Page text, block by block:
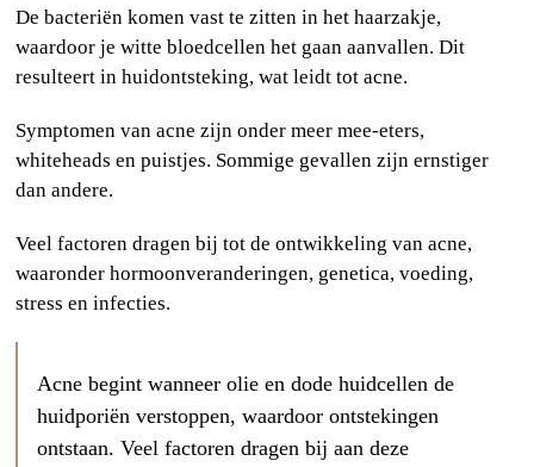
De bacteriën komen vast te zitten in het haarzakje,
waardoor je witte bloedcellen het gaan aanvallen. Dit
resulteert in huidontsteking, wat leidt tot acne.
Symptomen van acne zijn onder meer mee-eters,
whiteheads en puistjes. Sommige gevallen zijn ernstiger
dan andere.
Veel factoren dragen bij tot de ontwikkeling van acne,
waaronder hormoonveranderingen, genetica, voeding,
stress en infecties.
Acne begint wanneer olie en dode huidcellen de
huidporiën verstoppen, waardoor ontstekingen
ontstaan. Veel factoren dragen bij aan deze